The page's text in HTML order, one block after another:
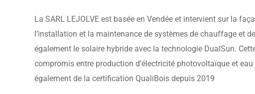
La SARL LEJOLVE est basée en Vendée et intervient sur la
l’installation et la maintenance de systèmes de chauffage et
également le solaire hybride avec la technologie DualSun.
compromis entre production d’électricité photovoltaïque et
également de la certification QualiBois depuis 2019